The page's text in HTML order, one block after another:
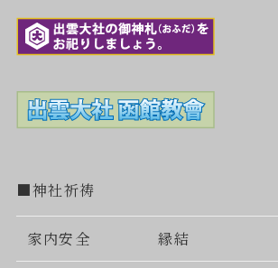
■神社祈祷
家内安全 縁結